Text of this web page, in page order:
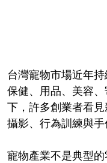
台灣寵物市場近年
保健、用品、美容
下，許多創業者看
攝影、行為訓練與
寵物產業不是典型